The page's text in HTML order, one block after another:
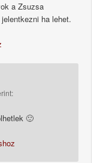
a Zsuzsa
ha lehet.
🙂